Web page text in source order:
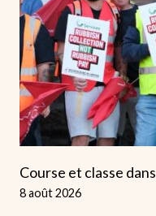
Course et classe
8 août 2026